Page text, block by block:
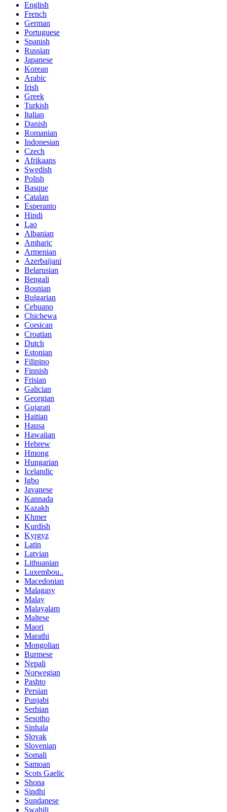
English
French
German
Portuguese
Spanish
Russian
Japanese
Korean
Arabic
Irish
Greek
Turkish
Italian
Danish
Romanian
Indonesian
Czech
Afrikaans
Swedish
Polish
Basque
Catalan
Esperanto
Hindi
Lao
Albanian
Amharic
Armenian
Azerbaijani
Belarusian
Bengali
Bosnian
Bulgarian
Cebuano
Chichewa
Corsican
Croatian
Dutch
Estonian
Filipino
Finnish
Frisian
Galician
Georgian
Gujarati
Haitian
Hausa
Hawaiian
Hebrew
Hmong
Hungarian
Icelandic
Igbo
Javanese
Kannada
Kazakh
Khmer
Kurdish
Kyrgyz
Latin
Latvian
Lithuanian
Luxembou..
Macedonian
Malagasy
Malay
Malayalam
Maltese
Maori
Marathi
Mongolian
Burmese
Nepali
Norwegian
Pashto
Persian
Punjabi
Serbian
Sesotho
Sinhala
Slovak
Slovenian
Somali
Samoan
Scots Gaelic
Shona
Sindhi
Sundanese
Swahili